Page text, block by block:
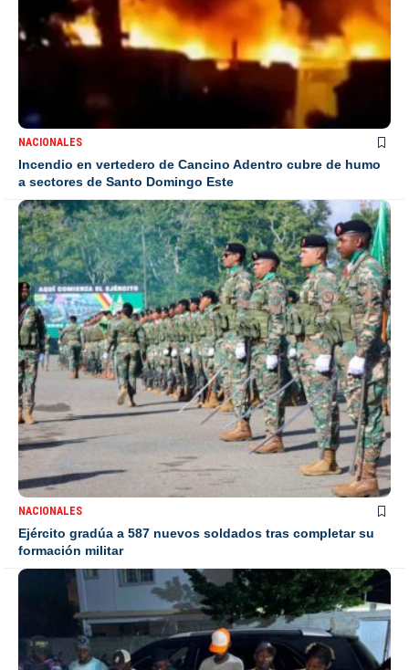
NACIONALES
Incendio en vertedero de Cancino Adentro cubre de humo
a sectores de Santo Domingo Este
NACIONALES
Ejército gradúa a 587 nuevos soldados tras completar su
formación militar